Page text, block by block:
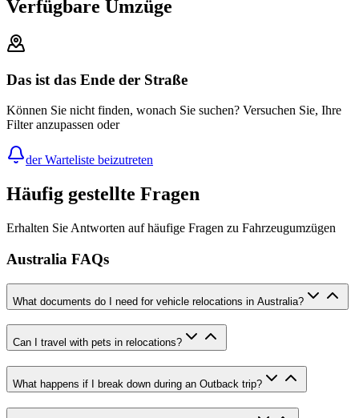
Verfügbare Umzüge
Das ist das Ende der Straße
Können Sie nicht finden, wonach Sie suchen? Versuchen Sie, Ihre
Filter anzupassen oder
der Warteliste beizutreten
Häufig gestellte Fragen
Erhalten Sie Antworten auf häufige Fragen zu Fahrzeugumzügen
Australia FAQs
What documents do I need for vehicle relocations in Australia?
Can I travel with pets in relocations?
What happens if I break down during an Outback trip?